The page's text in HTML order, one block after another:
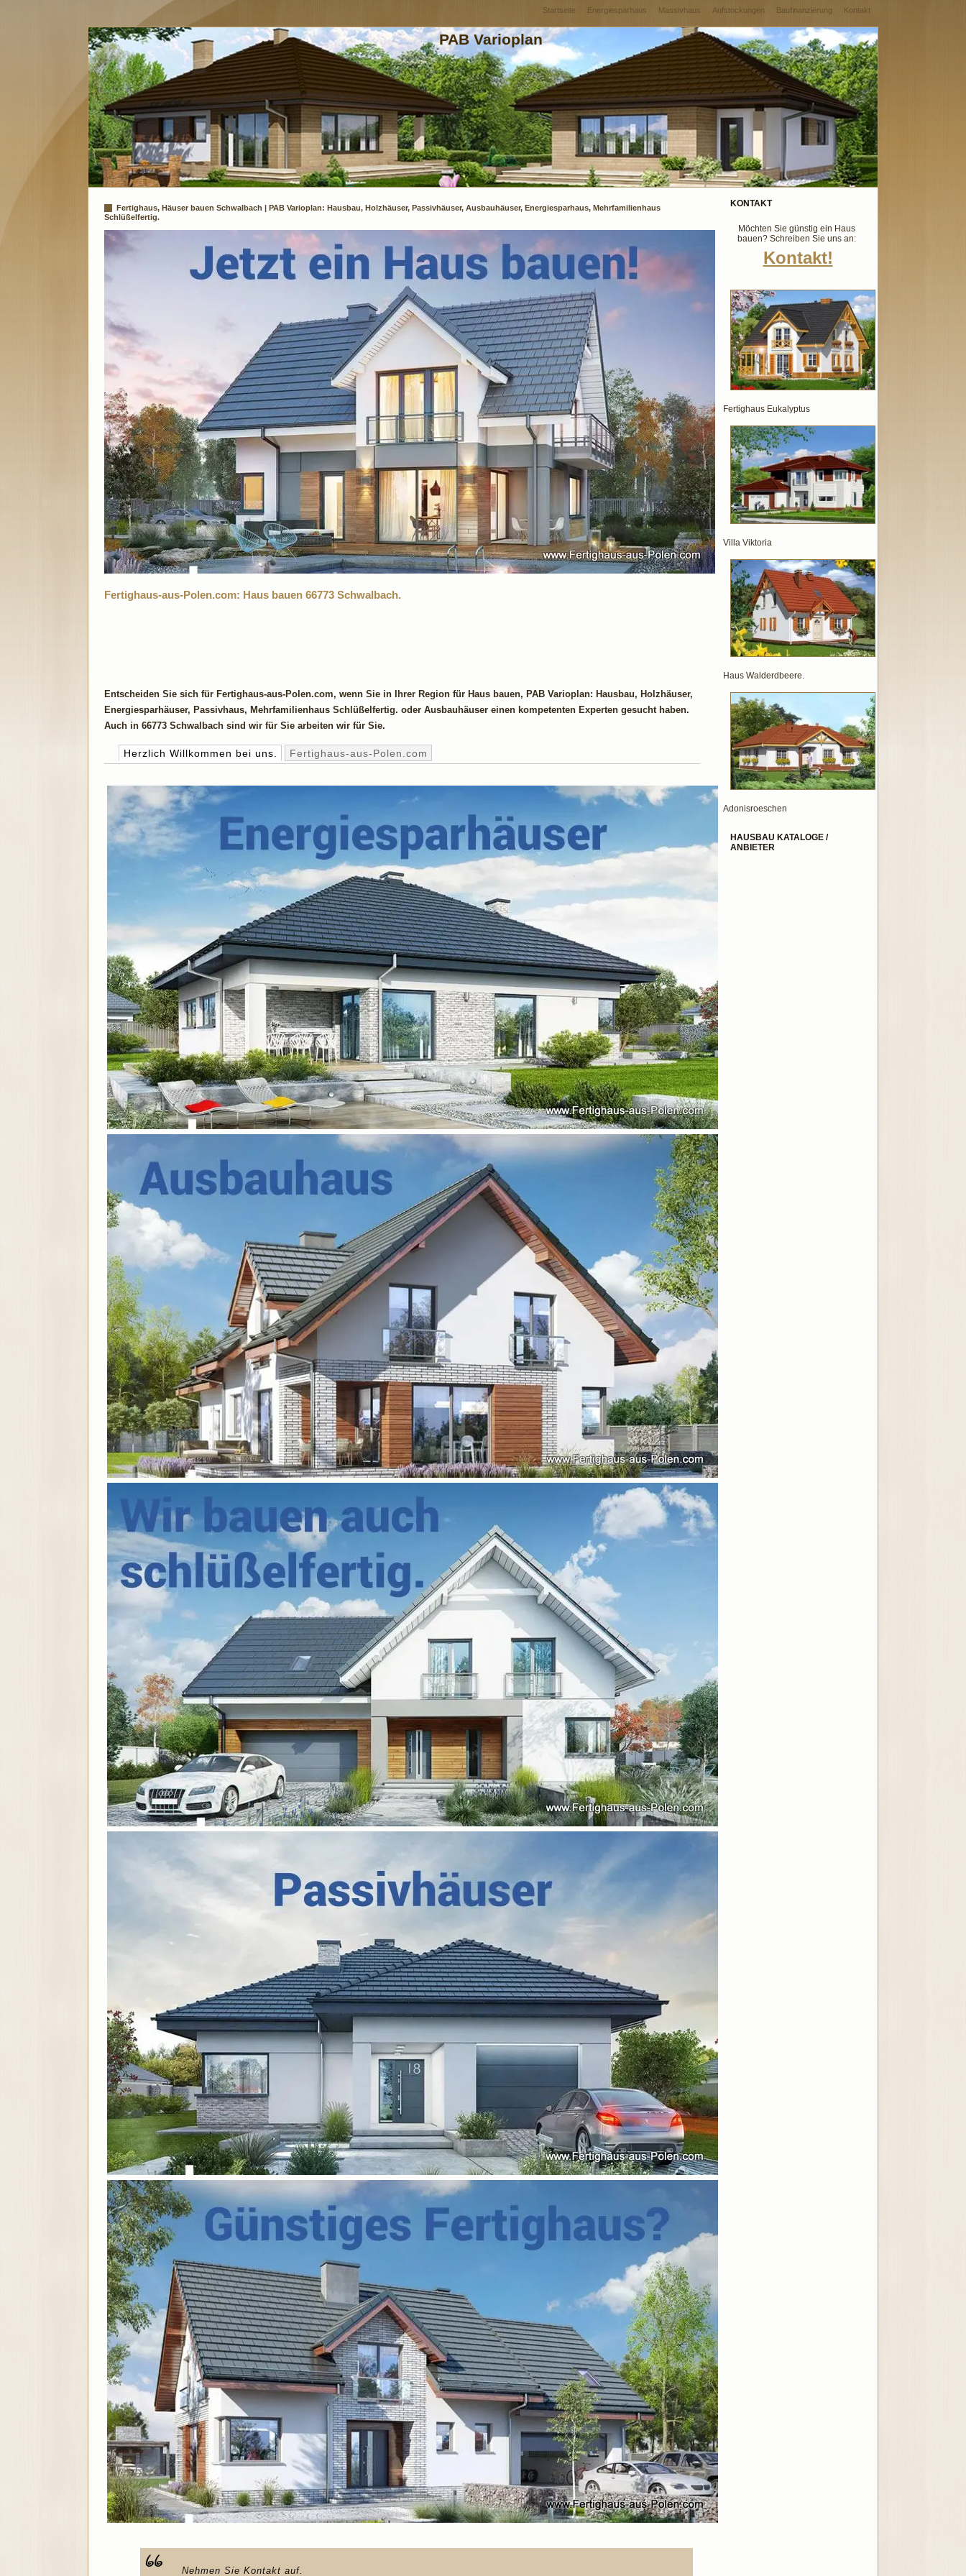
Startseite Energiesparhaus Massivhaus Aufstockungen Baufinanzierung Kontakt
PAB Varioplan
Fertighaus, Häuser bauen Schwalbach | PAB Varioplan: Hausbau, Holzhäuser, Passivhäuser, Ausbauhäuser, Energiesparhaus, Mehrfamilienhaus
Schlüßelfertig.
Fertighaus-aus-Polen.com: Haus bauen 66773 Schwalbach.
Entscheiden Sie sich für Fertighaus-aus-Polen.com, wenn Sie in Ihrer Region für Haus bauen, PAB Varioplan: Hausbau, Holzhäuser,
Energiesparhäuser, Passivhaus, Mehrfamilienhaus Schlüßelfertig. oder Ausbauhäuser einen kompetenten Experten gesucht haben.
Auch in 66773 Schwalbach sind wir für Sie arbeiten wir für Sie.
Herzlich Willkommen bei uns. Fertighaus-aus-Polen.com
Nehmen Sie Kontakt auf.
KONTAKT
Möchten Sie günstig ein Haus
bauen? Schreiben Sie uns an:
Kontakt!
Fertighaus Eukalyptus
Villa Viktoria
Haus Walderdbeere.
Adonisroeschen
HAUSBAU KATALOGE /
ANBIETER